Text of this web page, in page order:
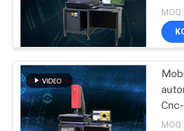
3 Achsen-
Anzeige